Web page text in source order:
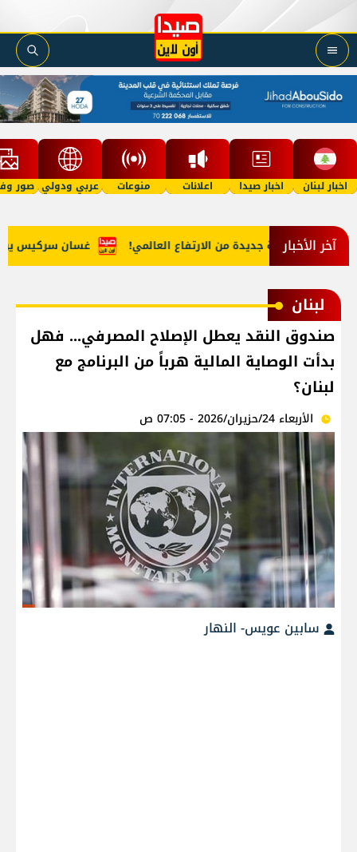
اخبار لبنان اخبار صيدا اعلانات منوعات عربي ودولي صور
آخر الأخبار غسان سركيس يرعى موجة جديدة من الارتفاع العالمي!
لبنان
صندوق النقد يعطل الإصلاح المصرفي... فهل
بدأت الوصاية المالية هرباً من البرنامج مع
لبنان؟
الأربعاء 24/حزيران/2026 - 07:05 ص
سابين عويس- النهار